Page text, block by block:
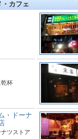
カフェ
杯
・ドーナ
ツストア